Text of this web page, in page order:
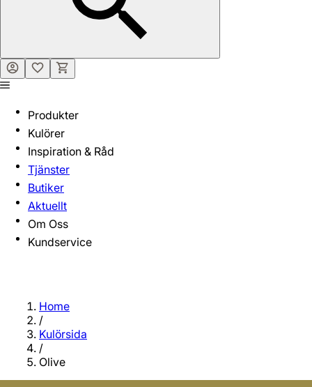
Produkter
Kulörer
Inspiration & Råd
Tjänster
Butiker
Aktuellt
Om Oss
Kundservice
Home
/
Kulörsida
/
Olive